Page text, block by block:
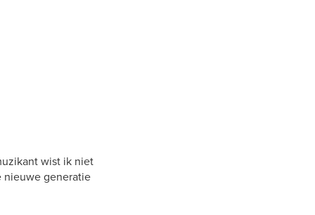
wist ik niet
nieuwe generatie